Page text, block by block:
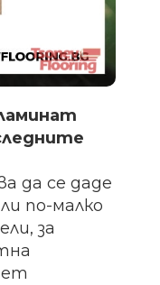
да се даде
по-малко
за